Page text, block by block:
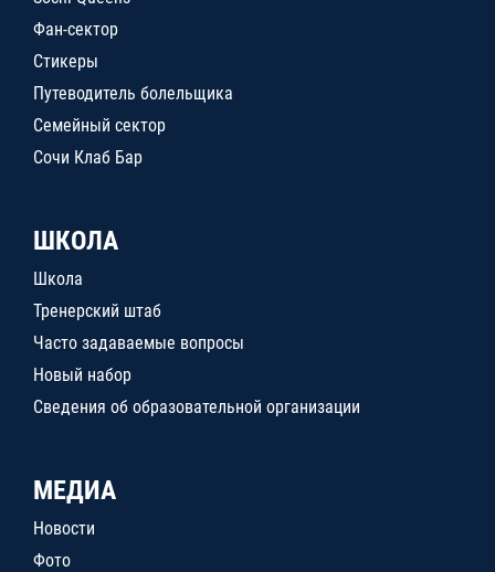
Фан-сектор
Стикеры
Путеводитель болельщика
Семейный сектор
Сочи Клаб Бар
ШКОЛА
Школа
Тренерский штаб
Часто задаваемые вопросы
Новый набор
Сведения об образовательной организации
МЕДИА
Новости
Фото